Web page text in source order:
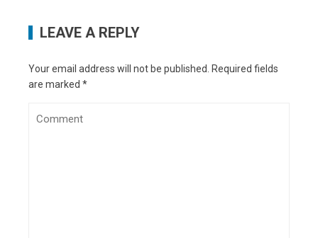
LEAVE A REPLY
Your email address will not be published.
Required fields
are marked *